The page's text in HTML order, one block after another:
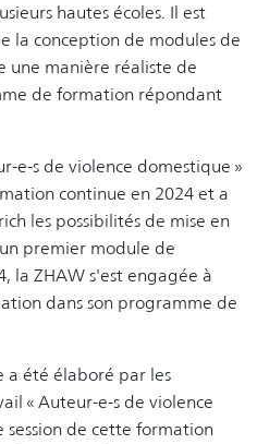
hautes écoles. Il est
la conception de modules de
une manière réaliste de
de formation répondant
e-s de violence domestique »
continue en 2024 et a
les possibilités de mise en
premier module de
la ZHAW s'est engagée à
dans son programme de
a été élaboré par les
« Auteur-e-s de violence
session de cette formation